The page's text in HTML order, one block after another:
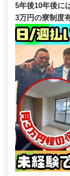
5年後10年後に
3万円の寮制度